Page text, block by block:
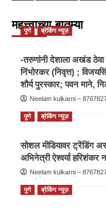
महत्त्वाच्या बातम्या
पुणे ब्रेकिंग न्यूज़
-तरुणांनी देशाला अखंड
निंभोरकर (निवृत्त) ;
शौर्य पुरस्कार; पवन माने,
Neelam kulkarni –
पुणे ब्रेकिंग न्यूज़
सोशल मीडियावर ट्रेंडिंग
अभिनेत्री ऐश्वर्या
Neelam kulkarni –
पुणे ब्रेकिंग न्यूज़